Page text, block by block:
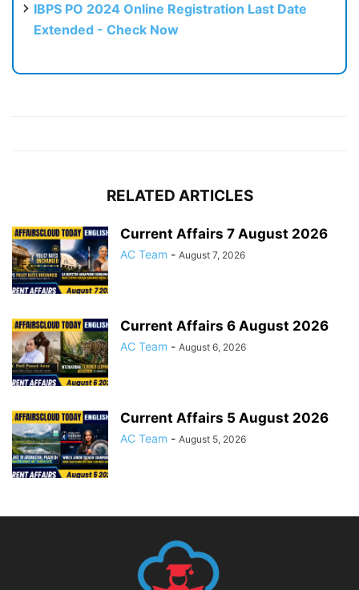
IBPS PO 2024 Online Registration Last Date
Extended - Check Now
RELATED ARTICLES
Current Affairs 7 August 2026
AC Team - August 7, 2026
Current Affairs 6 August 2026
AC Team - August 6, 2026
Current Affairs 5 August 2026
AC Team - August 5, 2026